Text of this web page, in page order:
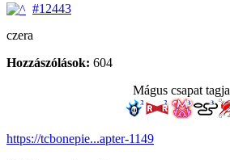
#12443
czera
Hozzászólások: 604
Mágus csapat tagja
https://tcbonepie...apter-1149